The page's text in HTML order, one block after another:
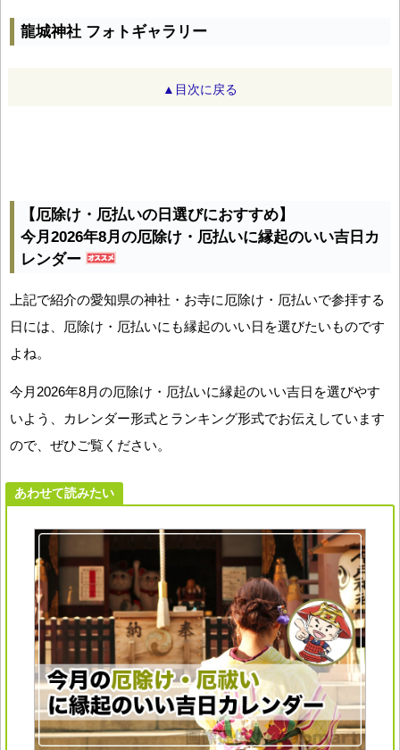
龍城神社 フォトギャラリー
▲目次に戻る
【厄除け・厄払いの日選びにおすすめ】
今月2026年8月の厄除け・厄払いに縁起のいい吉日カ
レンダー
上記で紹介の愛知県の神社・お寺に厄除け・厄払いで参拝する
日には、厄除け・厄払いにも縁起のいい日を選びたいものです
よね。
今月2026年8月の厄除け・厄払いに縁起のいい吉日を選びやす
いよう、カレンダー形式とランキング形式でお伝えしています
ので、ぜひご覧ください。
あわせて読みたい